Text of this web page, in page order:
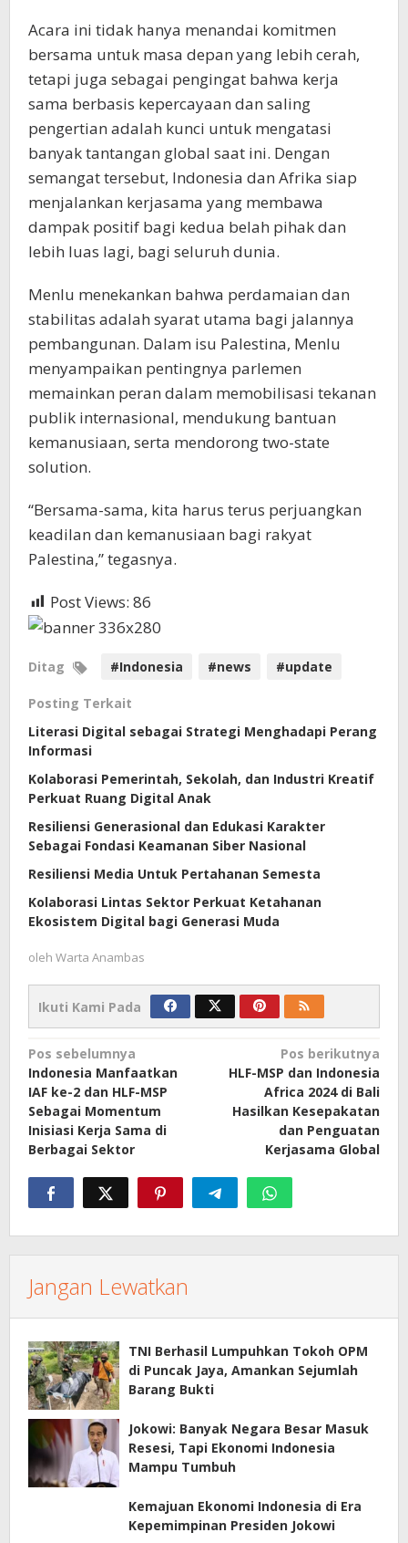
Acara ini tidak hanya menandai komitmen
bersama untuk masa depan yang lebih cerah,
tetapi juga sebagai pengingat bahwa kerja
sama berbasis kepercayaan dan saling
pengertian adalah kunci untuk mengatasi
banyak tantangan global saat ini. Dengan
semangat tersebut, Indonesia dan Afrika siap
menjalankan kerjasama yang membawa
dampak positif bagi kedua belah pihak dan
lebih luas lagi, bagi seluruh dunia.
Menlu menekankan bahwa perdamaian dan
stabilitas adalah syarat utama bagi jalannya
pembangunan. Dalam isu Palestina, Menlu
menyampaikan pentingnya parlemen
memainkan peran dalam memobilisasi tekanan
publik internasional, mendukung bantuan
kemanusiaan, serta mendorong two-state
solution.
“Bersama-sama, kita harus terus perjuangkan
keadilan dan kemanusiaan bagi rakyat
Palestina,” tegasnya.
Post Views: 86
Ditag #Indonesia #news #update
Posting Terkait
Literasi Digital sebagai Strategi Menghadapi Perang
Informasi
Kolaborasi Pemerintah, Sekolah, dan Industri Kreatif
Perkuat Ruang Digital Anak
Resiliensi Generasional dan Edukasi Karakter
Sebagai Fondasi Keamanan Siber Nasional
Resiliensi Media Untuk Pertahanan Semesta
Kolaborasi Lintas Sektor Perkuat Ketahanan
Ekosistem Digital bagi Generasi Muda
oleh Warta Anambas
Ikuti Kami Pada
Navigasi
pos
Pos sebelumnya
Indonesia Manfaatkan
IAF ke-2 dan HLF-MSP
Sebagai Momentum
Inisiasi Kerja Sama di
Berbagai Sektor
Pos berikutnya
HLF-MSP dan Indonesia
Africa 2024 di Bali
Hasilkan Kesepakatan
dan Penguatan
Kerjasama Global
Jangan Lewatkan
TNI Berhasil Lumpuhkan Tokoh OPM
di Puncak Jaya, Amankan Sejumlah
Barang Bukti
Jokowi: Banyak Negara Besar Masuk
Resesi, Tapi Ekonomi Indonesia
Mampu Tumbuh
Kemajuan Ekonomi Indonesia di Era
Kepemimpinan Presiden Jokowi